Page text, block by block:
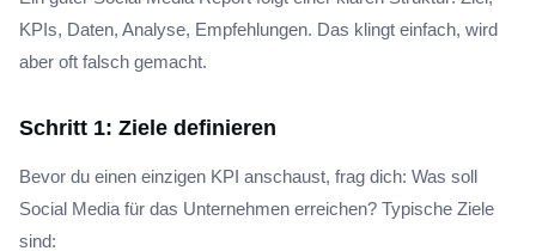
KPIs, Daten, Analyse, Empfehlungen. Das klingt einfach, wird
aber oft falsch gemacht.
Schritt 1: Ziele definieren
Bevor du einen einzigen KPI anschaust, frag dich: Was soll
Social Media für das Unternehmen erreichen? Typische Ziele
sind: